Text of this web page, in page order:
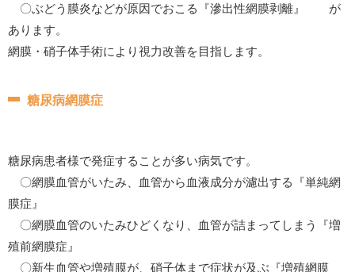
〇ぶどう膜炎などが原因でおこる『滲出性網膜剥離』 が
あります。
網膜・硝子体手術により視力改善を目指します。
糖尿病網膜症
糖尿病患者様で発症することが多い病気です。
〇網膜血管がいたみ、血管から血液成分が濾出する『単純網
膜症』
〇網膜血管のいたみひどくなり、血管が詰まってしまう『増
殖前網膜症』
〇新生血管や増殖膜が、硝子体まで症状が及ぶ『増殖網膜